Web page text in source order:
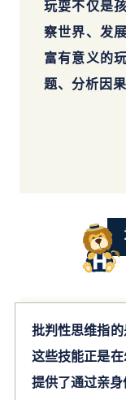
玩耍不仅是
察世界、发
富有意义的
题、分析因
批判性思维指
这些技能正是
提供了通过亲身